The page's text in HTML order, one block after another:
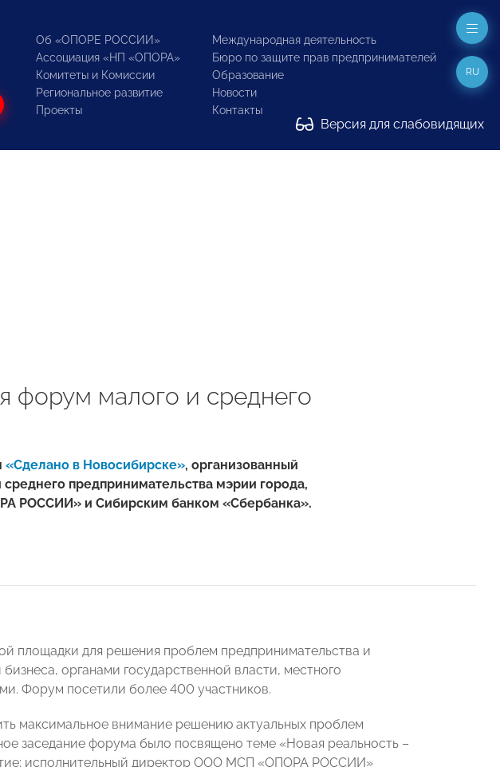
Об «ОПОРЕ РОССИИ»
Ассоциация «НП «ОПОРА»
Комитеты и Комиссии
Региональное развитие
Проекты
Международная деятельность
Бюро по защите прав предпринимателей
Образование
Новости
Контакты
Версия для слабовидящих
RU
форум малого и среднего
«Сделано в Новосибирске», организованный
предпринимательства мэрии города,
РОССИИ» и Сибирским банком «Сбербанка».
площадки для решения проблем предпринимательства и
органами государственной власти, местного
Форум посетили более 400 участников.
максимальное внимание решению актуальных проблем
заседание форума было посвящено теме «Новая реальность –
исполнительный директор ООО МСП «ОПОРА РОССИИ»